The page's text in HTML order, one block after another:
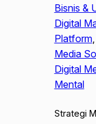
Bisnis &
Digital
Platform,
Media
Digital
Mental
Strategi